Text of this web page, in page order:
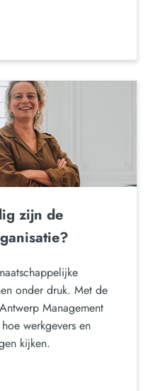
zijn de
onder druk. Met de
Management
werkgevers en
kijken.